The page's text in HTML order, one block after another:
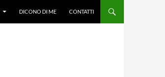
DICONO DI ME CONTATTI